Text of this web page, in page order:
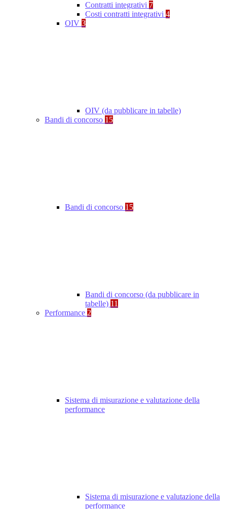
Contratti integrativi 7
Costi contratti integrativi 4
OIV 3
OIV (da pubblicare in tabelle)
Bandi di concorso 15
Bandi di concorso 15
Bandi di concorso (da pubblicare in
tabelle) 11
Performance 2
Sistema di misurazione e valutazione della
performance
Sistema di misurazione e valutazione della
performance